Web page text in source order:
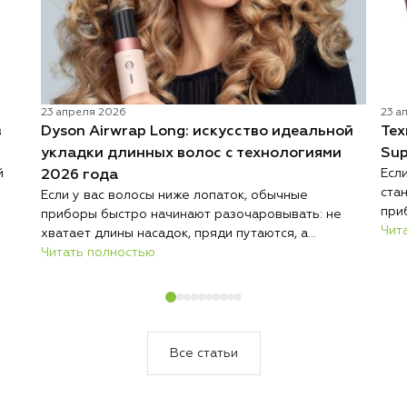
23 апреля 2026
Dyson Airwrap Long: искусство идеальной
укладки длинных волос с технологиями
2026 года
Если у вас волосы ниже лопаток, обычные
приборы быстро начинают разочаровывать: не
хватает длины насадок, пряди путаются, а
результат нестабильный. Именно поэтому дайсон
направлением, а не просто маркетинговым ходом.
роскошных локонов, у которых большая длина,
где важно равномерно прогревать и аккуратно
Читать полностью
23
Все статьи